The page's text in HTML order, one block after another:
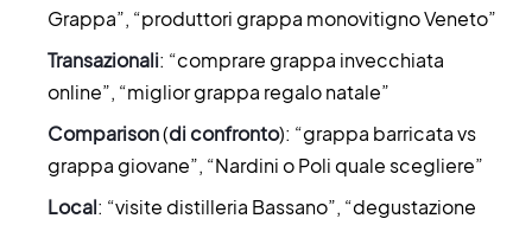
Grappa”, “produttori grappa monovitigno Veneto”
Transazionali: “comprare grappa invecchiata
online”, “miglior grappa regalo natale”
Comparison(di confronto): “grappa barricata vs
grappa giovane”, “Nardini o Poli quale scegliere”
Local: “visite distilleria Bassano”, “degustazione